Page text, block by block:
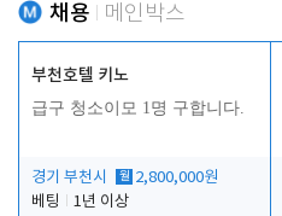
채용 메인박스
부천호텔 키노
급구 청소이모 1명 구합니다.
경기 부천시 월 2,800,000원
베팅
1년 이상